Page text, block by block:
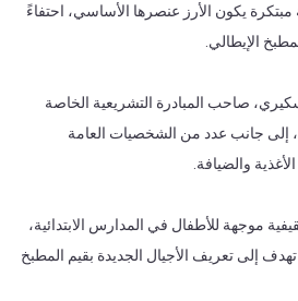
أكثر من 300 وصفة مبتكرة يكون الأرز عنصرها الأساسي، احتفاءً
الإيطالي.
صاحب المبادرة التشريعية الخاصة
إلى جانب عدد من الشخصيات العامة
والضيافة.
موجهة للأطفال في المدارس الابتدائية،
إلى تعريف الأجيال الجديدة بقيم المطبخ